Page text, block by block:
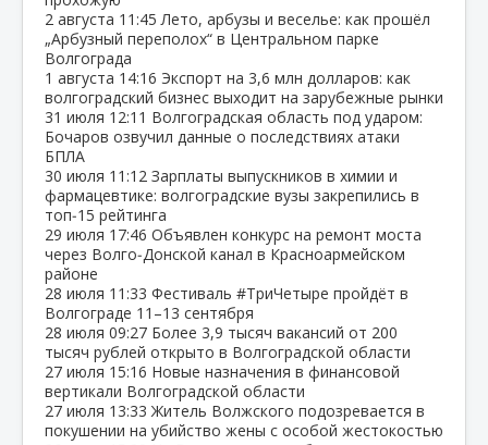
2 августа 11:45 Лето, арбузы и веселье: как прошёл
„Арбузный переполох“ в Центральном парке
Волгограда
1 августа 14:16 Экспорт на 3,6 млн долларов: как
волгоградский бизнес выходит на зарубежные рынки
31 июля 12:11 Волгоградская область под ударом:
Бочаров озвучил данные о последствиях атаки
БПЛА
30 июля 11:12 Зарплаты выпускников в химии и
фармацевтике: волгоградские вузы закрепились в
топ‑15 рейтинга
29 июля 17:46 Объявлен конкурс на ремонт моста
через Волго‑Донской канал в Красноармейском
районе
28 июля 11:33 Фестиваль #ТриЧетыре пройдёт в
Волгограде 11–13 сентября
28 июля 09:27 Более 3,9 тысяч вакансий от 200
тысяч рублей открыто в Волгоградской области
27 июля 15:16 Новые назначения в финансовой
вертикали Волгоградской области
27 июля 13:33 Житель Волжского подозревается в
покушении на убийство жены с особой жестокостью